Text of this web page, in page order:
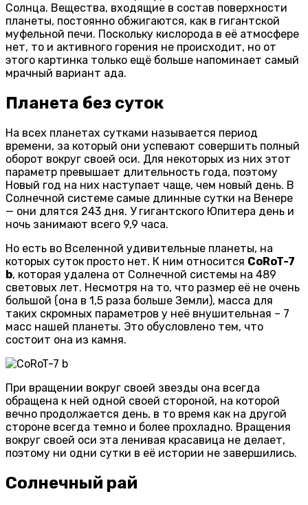
Солнца. Вещества, входящие в состав поверхности
планеты, постоянно обжигаются, как в гигантской
муфельной печи. Поскольку кислорода в её атмосфере
нет, то и активного горения не происходит, но от
этого картинка только ещё больше напоминает самый
мрачный вариант ада.
Планета без суток
На всех планетах сутками называется период
времени, за который они успевают совершить полный
оборот вокруг своей оси. Для некоторых из них этот
параметр превышает длительность года, поэтому
Новый год на них наступает чаще, чем новый день. В
Солнечной системе самые длинные сутки на Венере
— они длятся 243 дня. У гигантского Юпитера день и
ночь занимают всего 9,9 часа.
Но есть во Вселенной удивительные планеты, на
которых суток просто нет. К ним относится CoRoT-7
b, которая удалена от Солнечной системы на 489
световых лет. Несмотря на то, что размер её не очень
большой (она в 1,5 раза больше Земли), масса для
таких скромных параметров у неё внушительная – 7
масс нашей планеты. Это обусловлено тем, что
состоит она из камня.
При вращении вокруг своей звезды она всегда
обращена к ней одной своей стороной, на которой
вечно продолжается день, в то время как на другой
стороне всегда темно и более прохладно. Вращения
вокруг своей оси эта ленивая красавица не делает,
поэтому ни одни сутки в её истории не завершились.
Солнечный рай